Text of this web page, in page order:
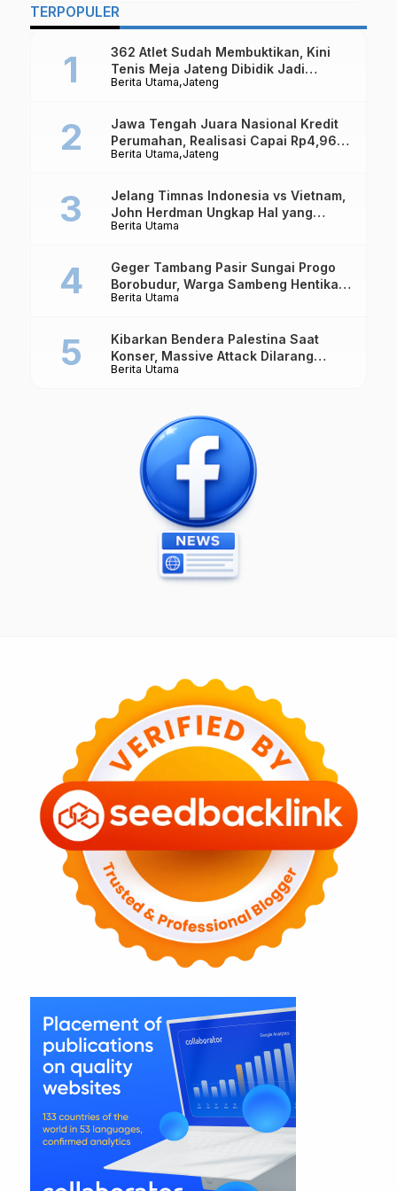
TERPOPULER
Berita Utama Jateng
362 Atlet Sudah Membuktikan, Kini
Tenis Meja Jateng Dibidik Jadi
Kekuatan Nasional
Berita Utama Jateng
Jawa Tengah Juara Nasional Kredit
Perumahan, Realisasi Capai Rp4,96
Triliun
Berita Utama
Jelang Timnas Indonesia vs Vietnam,
John Herdman Ungkap Hal yang
Dipertaruhkan
Berita Utama
Geger Tambang Pasir Sungai Progo
Borobudur, Warga Sambeng Hentikan
Alat Berat dan Usir Truk
Berita Utama
Kibarkan Bendera Palestina Saat
Konser, Massive Attack Dilarang
Masuk Singapura Lagi